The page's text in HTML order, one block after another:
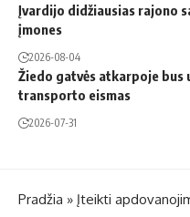
Įvardijo didžiausias rajono
įmones
2026-08-04
Žiedo gatvės atkarpoje bus
transporto eismas
2026-07-31
Pradžia » Įteikti